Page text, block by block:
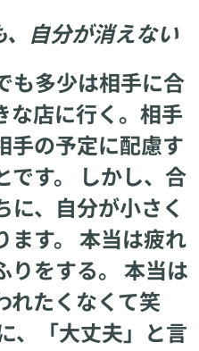
自分が消えない
も多少は相手に合
な店に行く。相手
手の予定に配慮す
です。 しかし、合
に、自分が小さく
ます。 本当は疲れ
りをする。 本当は
れたくなくて笑
、「大丈夫」と言